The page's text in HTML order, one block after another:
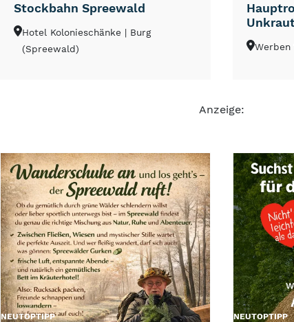
Stockbahn Spreewald
Hotel Kolonieschänke | Burg
(Spreewald)
Werben
NEUTOPTIPP NEUTOPTIPP
Anzeige: